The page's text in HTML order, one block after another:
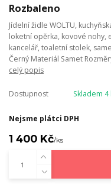
Rozbaleno
Jídelní židle WOLTU,
loketní opěrka, kovové
kancelář, toaletní stolek,
Černý Materiál Samet
celý popis
Dostupnost Skladem 4
Nejsme plátci DPH
1 400 Kč/ks